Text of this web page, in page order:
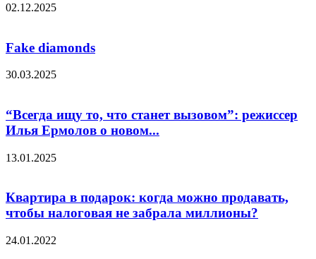
02.12.2025
Fake diamonds
30.03.2025
“Всегда ищу то, что станет вызовом”: режиссер
Илья Ермолов о новом...
13.01.2025
Квартира в подарок: когда можно продавать,
чтобы налоговая не забрала миллионы?
24.01.2022